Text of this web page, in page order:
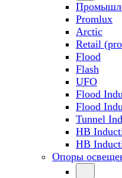
Promlux
Arctic
Retail
Flood
Flash
UFO
Flood
Flood
Tunnel
HB
HB
Опоры